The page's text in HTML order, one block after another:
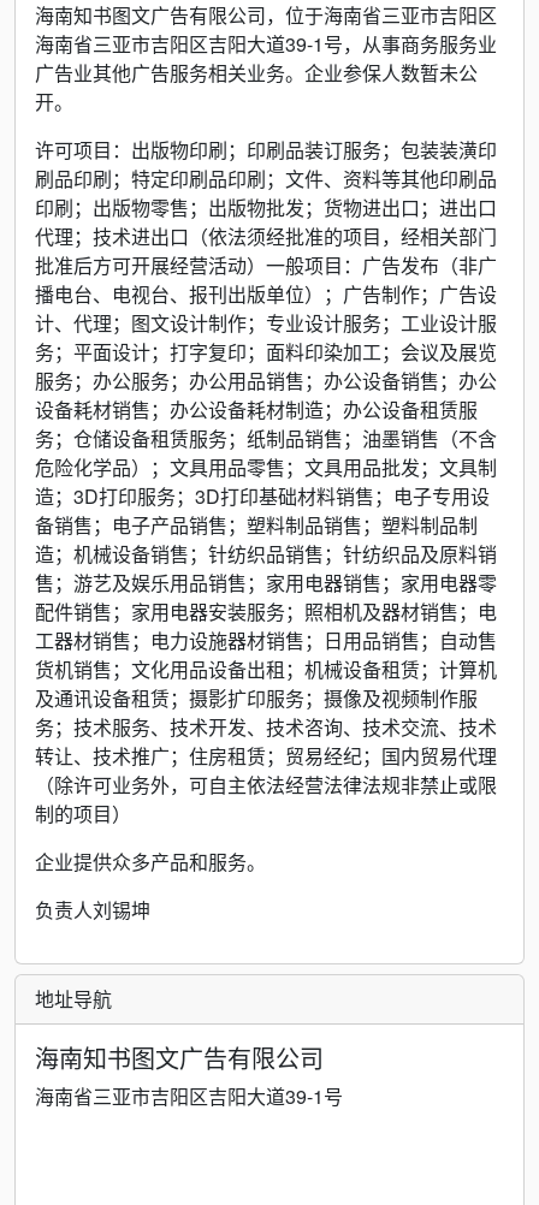
海南知书图文广告有限公司，位于海南省三亚市吉阳区
海南省三亚市吉阳区吉阳大道39-1号，从事商务服务业
广告业其他广告服务相关业务。企业参保人数暂未公
开。
许可项目：出版物印刷；印刷品装订服务；包装装潢印
刷品印刷；特定印刷品印刷；文件、资料等其他印刷品
印刷；出版物零售；出版物批发；货物进出口；进出口
代理；技术进出口（依法须经批准的项目，经相关部门
批准后方可开展经营活动）一般项目：广告发布（非广
播电台、电视台、报刊出版单位）；广告制作；广告设
计、代理；图文设计制作；专业设计服务；工业设计服
务；平面设计；打字复印；面料印染加工；会议及展览
服务；办公服务；办公用品销售；办公设备销售；办公
设备耗材销售；办公设备耗材制造；办公设备租赁服
务；仓储设备租赁服务；纸制品销售；油墨销售（不含
危险化学品）；文具用品零售；文具用品批发；文具制
造；3D打印服务；3D打印基础材料销售；电子专用设
备销售；电子产品销售；塑料制品销售；塑料制品制
造；机械设备销售；针纺织品销售；针纺织品及原料销
售；游艺及娱乐用品销售；家用电器销售；家用电器零
配件销售；家用电器安装服务；照相机及器材销售；电
工器材销售；电力设施器材销售；日用品销售；自动售
货机销售；文化用品设备出租；机械设备租赁；计算机
及通讯设备租赁；摄影扩印服务；摄像及视频制作服
务；技术服务、技术开发、技术咨询、技术交流、技术
转让、技术推广；住房租赁；贸易经纪；国内贸易代理
（除许可业务外，可自主依法经营法律法规非禁止或限
制的项目）
企业提供众多产品和服务。
负责人刘锡坤
地址导航
海南知书图文广告有限公司
海南省三亚市吉阳区吉阳大道39-1号